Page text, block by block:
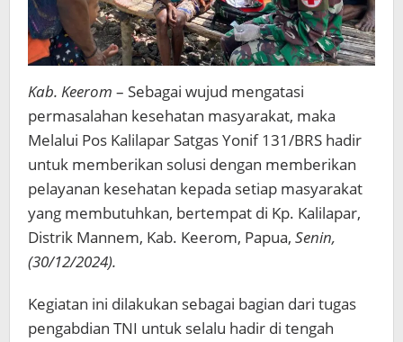
Kab. Keerom – Sebagai wujud mengatasi
permasalahan kesehatan masyarakat, maka
Melalui Pos Kalilapar Satgas Yonif 131/BRS hadir
untuk memberikan solusi dengan memberikan
pelayanan kesehatan kepada setiap masyarakat
yang membutuhkan, bertempat di Kp. Kalilapar,
Distrik Mannem, Kab. Keerom, Papua, Senin,
(30/12/2024).
Kegiatan ini dilakukan sebagai bagian dari tugas
pengabdian TNI untuk selalu hadir di tengah